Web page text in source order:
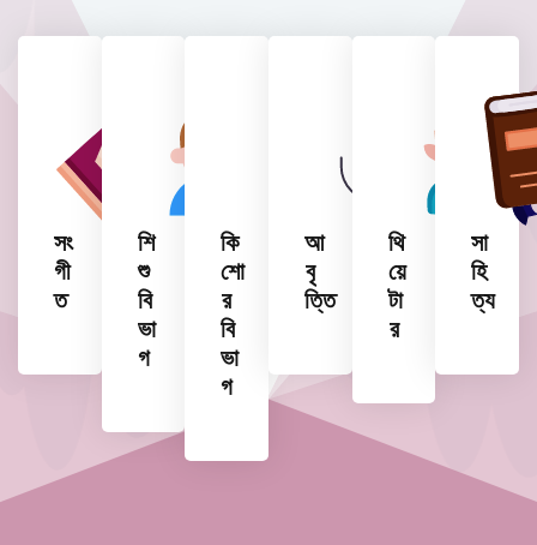
সং
গী
ত
শি
শু
বি
ভা
গ
কি
শো
র
বি
ভা
গ
আ
বৃ
ত্তি
থি
য়ে
টা
র
সা
হি
ত্য